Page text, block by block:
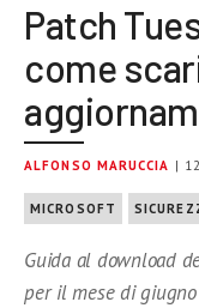
Patch
come
ALFONSO MARUCCIA |
MICROSOFT
Guida al download
per il mese di